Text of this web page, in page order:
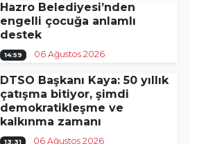
Hazro Belediyesi’nden
engelli çocuğa anlamlı
destek
14:59 06 Ağustos 2026
DTSO Başkanı Kaya: 50 yıllık
çatışma bitiyor, şimdi
demokratikleşme ve
kalkınma zamanı
13:31 06 Ağustos 2026